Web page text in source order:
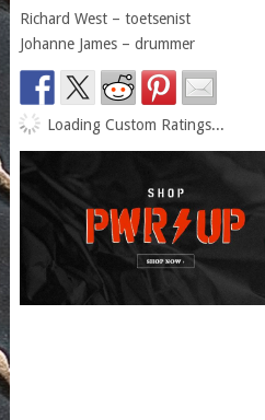
Richard West – toetsenist
Johanne James – drummer
Loading Custom Ratings...